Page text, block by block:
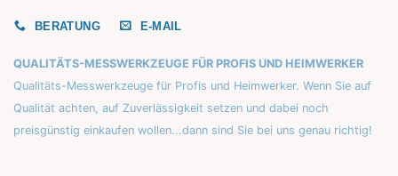
BERATUNG E-MAIL
QUALITÄTS-MESSWERKZEUGE FÜR PROFIS UND HEIMWERKER
Qualitäts-Messwerkzeuge für Profis und Heimwerker. Wenn Sie auf
Qualität achten, auf Zuverlässigkeit setzen und dabei noch
preisgünstig einkaufen wollen...dann sind Sie bei uns genau richtig!